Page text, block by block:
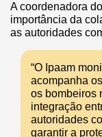
A coordenadora
importância da
as autoridades
“O Ipaam
acompanha
os bombeiros
integração
autoridades
garantir a